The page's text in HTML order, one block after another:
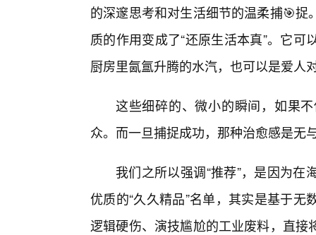
的深邃思考和对生活细节的温柔捕🎯
质的作用变成了“还原生活本真”。它
厨房里氤氲升腾的水汽，也可以是爱人
这些细碎的、微小的瞬间，如果
众。而一旦捕捉成功，那种治愈感是无
我们之所以强调“推荐”，是因为
优质的“久久精品”名单，其实是基于
逻辑硬伤、演技尴尬的工业废料，直